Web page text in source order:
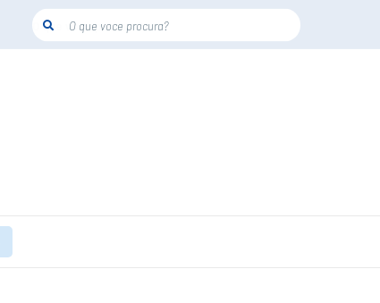
O que voce procura?